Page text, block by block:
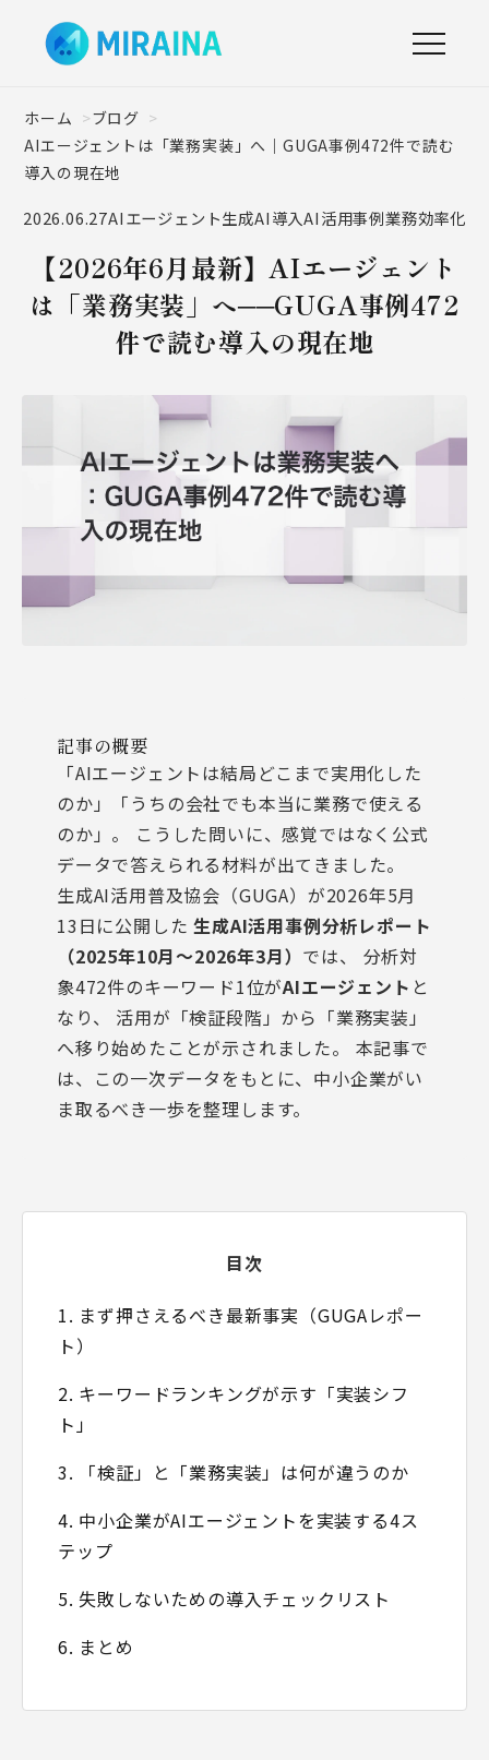
ホーム
ブログ
AIエージェントは「業務実装」へ｜GUGA事例472件で読む
導入の現在地
2026.06.27AIエージェント生成AI導入AI活用事例業務効率化
【2026年6月最新】AIエージェント
は「業務実装」へ──GUGA事例472
件で読む導入の現在地
記事の概要
「AIエージェントは結局どこまで実用化した
のか」「うちの会社でも本当に業務で使える
のか」。 こうした問いに、感覚ではなく公式
データで答えられる材料が出てきました。
生成AI活用普及協会（GUGA）が2026年5月
13日に公開した生成AI活用事例分析レポート
（2025年10月〜2026年3月） では、 分析対
象472件のキーワード1位がAIエージェント と
なり、 活用が「検証段階」から「業務実装」
へ移り始めたことが示されました。 本記事で
は、この一次データをもとに、中小企業がい
ま取るべき一歩を整理します。
目次
1. まず押さえるべき最新事実（GUGAレポー
ト）
2. キーワードランキングが示す「実装シフ
ト」
3. 「検証」と「業務実装」は何が違うのか
4. 中小企業がAIエージェントを実装する4ス
テップ
5. 失敗しないための導入チェックリスト
6. まとめ